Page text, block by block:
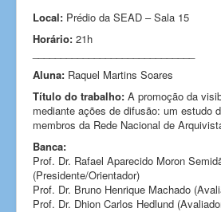
Local: Prédio da SEAD – Sala 15
Horário: 21h
Aluna: Raquel Martins Soares
Título do trabalho: A promoção da
mediante ações de difusão: um estudo
membros da Rede Nacional de
Banca:
Prof. Dr. Rafael Aparecido Moron
(Presidente/Orientador)
Prof. Dr. Bruno Henrique Machado
Prof. Dr. Dhion Carlos Hedlund